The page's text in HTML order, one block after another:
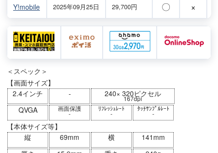
Y!mobile 2025年09月25日 29,700円 〇 ×
＜スペック＞
【画面サイズ】
2.4インチ
- 240× 320ピクセル
167dpi
QVGA 画面保護
-
ﾘﾌﾚｯｼｭﾚｰﾄ
-
ﾀｯﾁｻﾝﾌﾟﾙﾚｰﾄ
-
【本体サイズ等】
縦
69mm 横
141mm